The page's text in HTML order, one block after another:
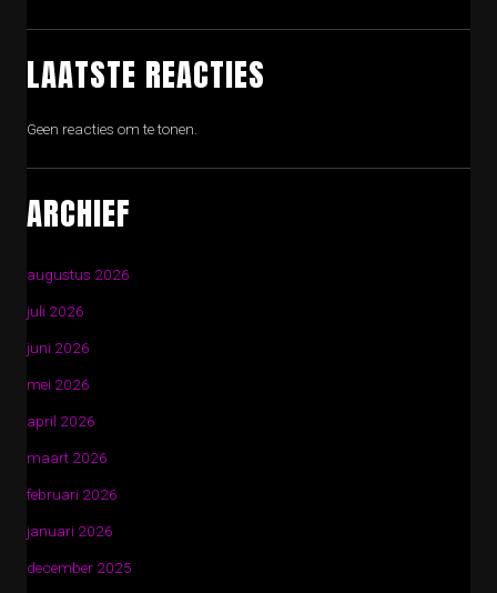
LAATSTE REACTIES
Geen reacties om te tonen.
ARCHIEF
augustus 2026
juli 2026
juni 2026
mei 2026
april 2026
maart 2026
februari 2026
januari 2026
december 2025